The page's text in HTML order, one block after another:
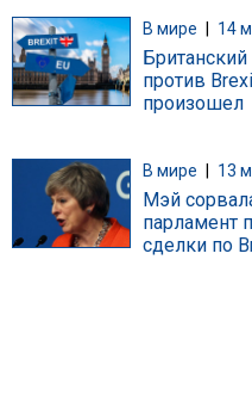
В мире 14
против
произошел
В мире 13
Мэй
парламент
сделки по